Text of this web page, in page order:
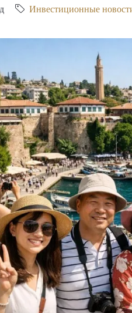
Инвестиционные
от€140,000
€435,000/до
Элитный жилой
Оба